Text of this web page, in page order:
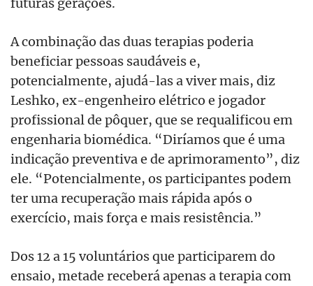
A combinação das duas terapias poderia
beneficiar pessoas saudáveis e,
potencialmente, ajudá-las a viver mais, diz
Leshko, ex-engenheiro elétrico e jogador
profissional de pôquer, que se requalificou em
engenharia biomédica. “Diríamos que é uma
indicação preventiva e de aprimoramento”, diz
ele. “Potencialmente, os participantes podem
ter uma recuperação mais rápida após o
exercício, mais força e mais resistência.”
Dos 12 a 15 voluntários que participarem do
ensaio, metade receberá apenas a terapia com